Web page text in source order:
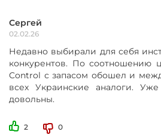
Сергей
02.02.26
Недавно выбирали для себя
конкурентов. По соотношению
Control с запасом обошел и
всех Украинские аналоги.
довольны.
2 0